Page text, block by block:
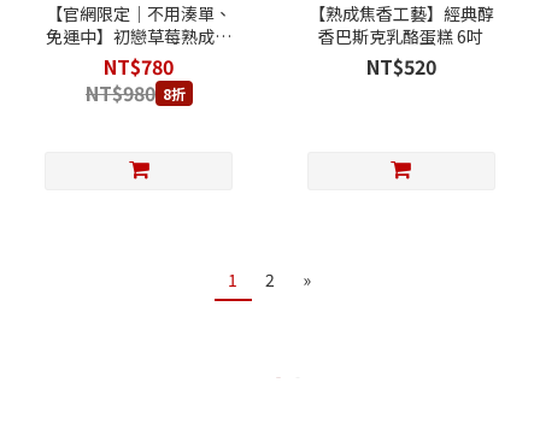
【官網限定｜不用湊單、
免運中】初戀草莓熟成巴
斯克 6吋
NT$780
NT$980 8折
【熟成焦香工藝】經典醇
香巴斯克乳酪蛋糕 6吋
NT$520
1 2 »